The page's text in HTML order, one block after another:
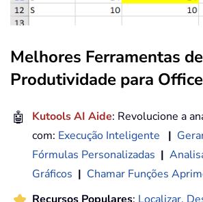
Melhores Ferramentas de
Produtividade para Office
🤖 Kutools AI Aide: Revolucione a
com: Execução Inteligente |
Fórmulas Personalizadas |
Gráficos | Chamar Funções